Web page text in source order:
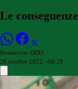
Le
Redazione DDD
26 ottobre 2022 - 08:28